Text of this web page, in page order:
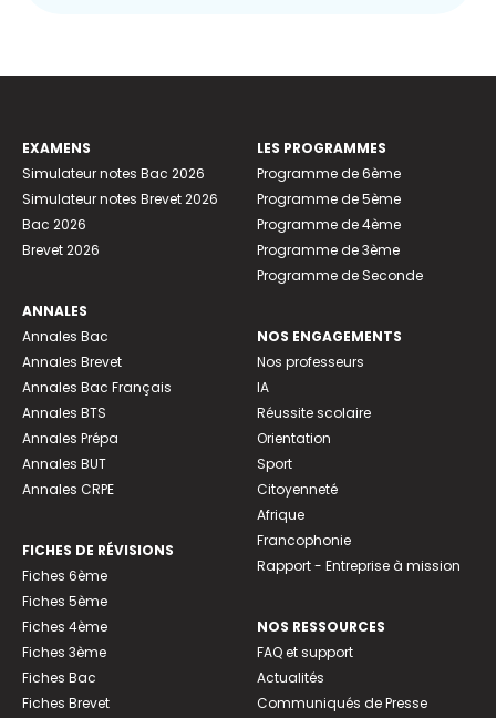
EXAMENS
Simulateur notes Bac 2026
Simulateur notes Brevet 2026
Bac 2026
Brevet 2026
ANNALES
Annales Bac
Annales Brevet
Annales Bac Français
Annales BTS
Annales Prépa
Annales BUT
Annales CRPE
FICHES DE RÉVISIONS
Fiches 6ème
Fiches 5ème
Fiches 4ème
Fiches 3ème
Fiches Bac
Fiches Brevet
LES PROGRAMMES
Programme de 6ème
Programme de 5ème
Programme de 4ème
Programme de 3ème
Programme de Seconde
NOS ENGAGEMENTS
Nos professeurs
IA
Réussite scolaire
Orientation
Sport
Citoyenneté
Afrique
Francophonie
Rapport - Entreprise à mission
NOS RESSOURCES
FAQ et support
Actualités
Communiqués de Presse